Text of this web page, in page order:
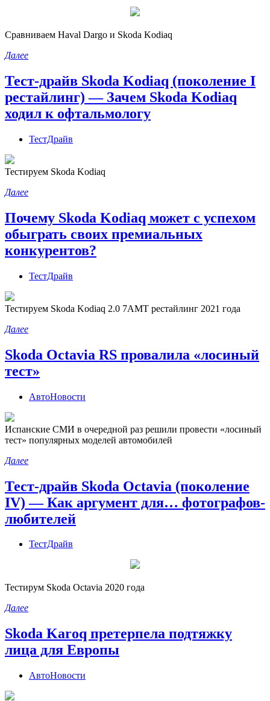
Сравниваем Haval Dargo и Skoda Kodiaq
Далее
Тест-драйв Skoda Kodiaq (поколение I
рестайлинг) — Зачем Skoda Kodiaq
ходил к офтальмологу
ТестДрайв
Тестируем Skoda Kodiaq
Далее
Почему Skoda Kodiaq может с успехом
обыграть своих премиальных
конкурентов?
ТестДрайв
Тестируем Skoda Kodiaq 2.0 7AMT рестайлинг 2021 года
Далее
Skoda Octavia RS провалила «лосиный
тест»
АвтоНовости
Испанские СМИ в очередной раз решили провести «лосиный
тест» популярных моделей автомобилей
Далее
Тест-драйв Skoda Octavia (поколение
IV) — Как аргумент для… фотографов-
любителей
ТестДрайв
Тестирум Skoda Octavia 2020 года
Далее
Skoda Karoq претерпела подтяжку
лица для Европы
АвтоНовости